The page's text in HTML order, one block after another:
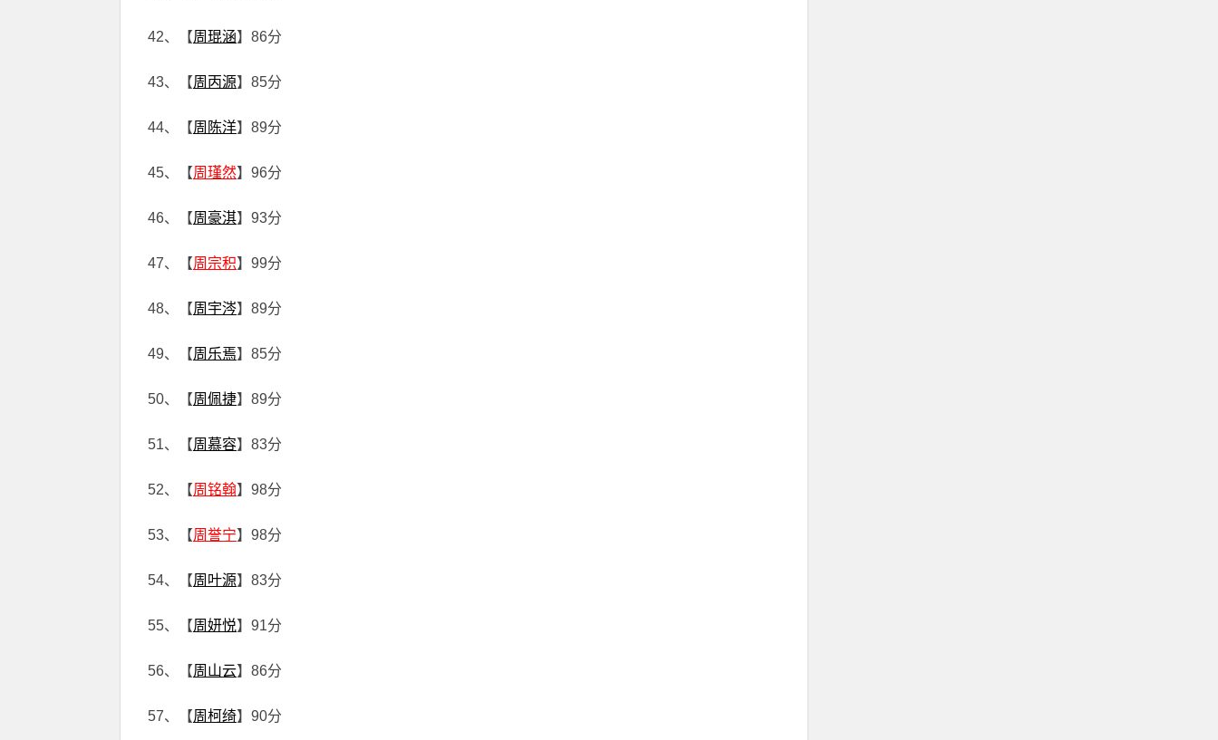
42、【周琨涵】86分
43、【周丙源】85分
44、【周陈洋】89分
45、【周瑾然】96分
46、【周豪淇】93分
47、【周宗积】99分
48、【周宇涔】89分
49、【周乐焉】85分
50、【周佩捷】89分
51、【周慕容】83分
52、【周铭翰】98分
53、【周誉宁】98分
54、【周叶源】83分
55、【周妍悦】91分
56、【周山云】86分
57、【周柯绮】90分